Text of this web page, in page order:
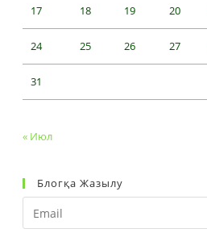
17 18 19 20
24 25 26 27
31
« Июл
Блогқа Жазылу
Email